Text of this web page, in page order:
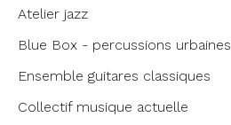
Atelier jazz
Blue Box - percussions urbaines
Ensemble guitares classiques
Collectif musique actuelle